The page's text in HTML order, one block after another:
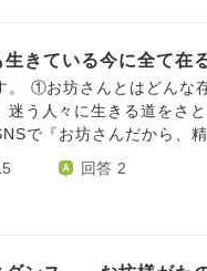
きている今に全て在
さんはいろん
迷う人々に生きる道をさ
で『お坊さんだから、
稿をしてるお坊さんと一
のお坊さんからの返答は
回答 2